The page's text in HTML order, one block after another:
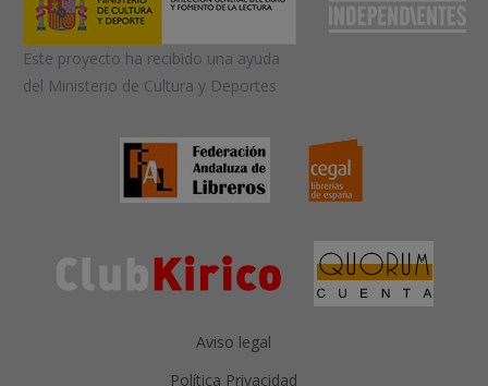
Este proyecto ha recibido una ayuda
del Ministerio de Cultura y Deportes
Aviso legal
Política Privacidad